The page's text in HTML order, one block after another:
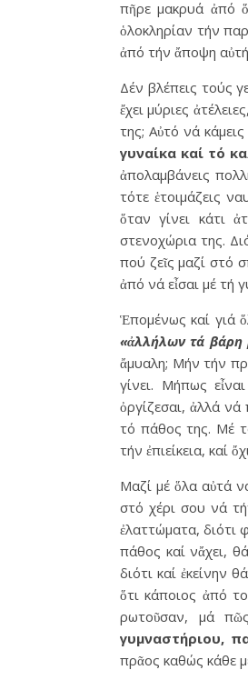
πῆρε μακρυά ἀπό
ὁλοκληρίαν τήν
ἀπό τήν ἄποψη
Δέν βλέπεις τούς
ἔχει μύριες
της; Αὐτό νά
γυναίκα καί τό
ἀπολαμβάνεις
τότε ἑτοιμάζεις
ὅταν γίνει κάτι
στενοχώρια της.
πού ζεῖς μαζί στό
ἀπό νά εἶσαι μέ τή
Ἑπομένως καί γιά
«ἀλλήλων τά βάρη
ἄμυαλη; Μήν τήν
γίνει. Μήπως
ὀργίζεσαι, ἀλλά
τό πάθος της. Μέ
τήν ἐπιείκεια, καί
Μαζί μέ ὅλα αὐτά
στό χέρι σου νά
ἐλαττώματα, διότι
πάθος καί νἄχει,
διότι καί ἐκείνην
ὅτι κάποιος ἀπό
ρωτοῦσαν, μά
γυμναστήριου,
πρᾶος καθώς κάθε